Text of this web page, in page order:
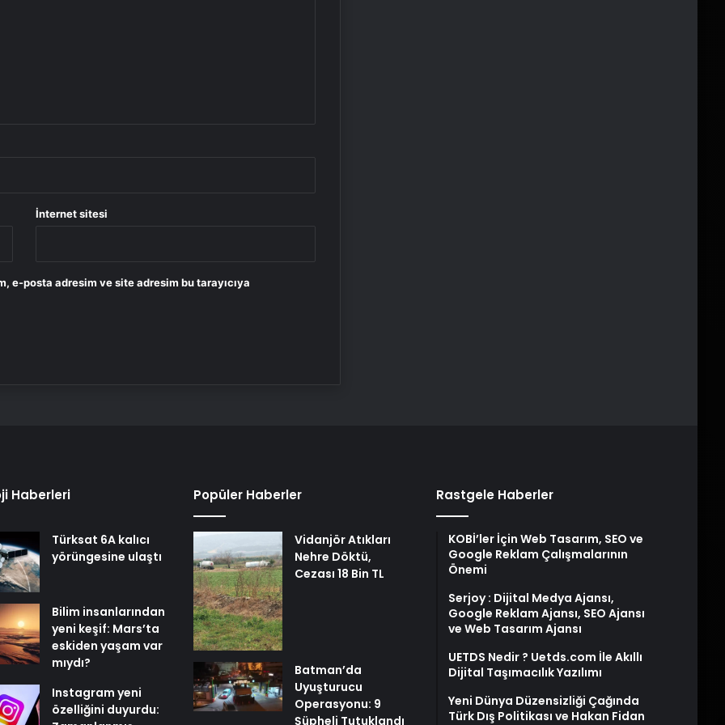
İnternet sitesi
e-posta adresim ve site adresim bu tarayıcıya
Haberleri
Türksat 6A kalıcı
yörüngesine ulaştı
Bilim insanlarından
yeni keşif: Mars’ta
eskiden yaşam var
mıydı?
Instagram yeni
özelliğini duyurdu:
Popüler Haberler
Vidanjör Atıkları
Nehre Döktü,
Cezası 18 Bin TL
Batman’da
Uyuşturucu
Operasyonu: 9
Şüpheli Tutuklandı
Rastgele Haberler
KOBİ’ler İçin Web Tasarım, SEO ve
Google Reklam Çalışmalarının
Önemi
Serjoy : Dijital Medya Ajansı,
Google Reklam Ajansı, SEO Ajansı
ve Web Tasarım Ajansı
UETDS Nedir ? Uetds.com İle Akıllı
Dijital Taşımacılık Yazılımı
Yeni Dünya Düzensizliği Çağında
Türk Dış Politikası ve Hakan Fidan